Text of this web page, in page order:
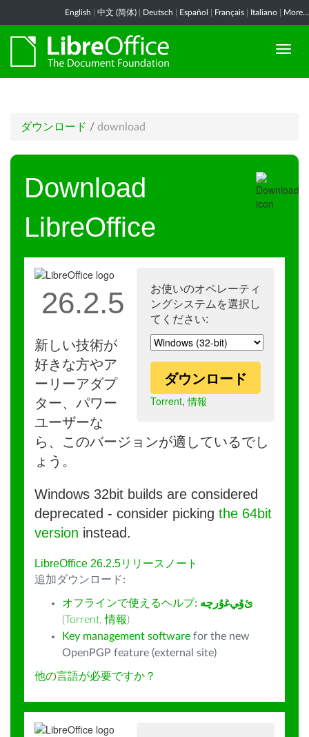
English 中文 (简体) Deutsch Español Français Italiano More...
ダウンロード / download
Download
LibreOffice
お使いのオペレーティ
ングシステムを選択し
てください:
ダウンロード
Torrent,情報
26.2.5
新しい技術が
好きな方やア
ーリーアダプ
ター、パワー
ユーザーな
ら、このバージョンが適しているでし
ょう。
Windows 32bit builds are considered
deprecated - consider picking the 64bit
version instead.
LibreOffice 26.2.5リリースノート
追加ダウンロード:
オフラインで使えるヘルプ: ﺉۇﻲﻏۇﺭچە
(Torrent,情報)
Key management software for the new
OpenPGP feature (external site)
他の言語が必要ですか？